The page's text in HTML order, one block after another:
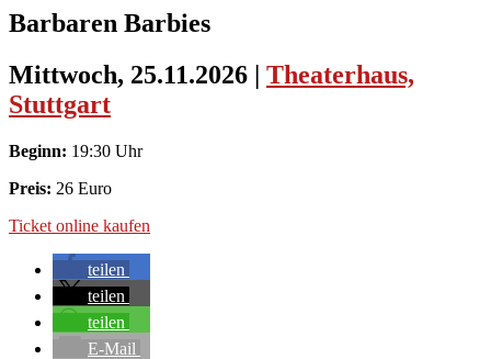
Barbaren Barbies
Mittwoch, 25.11.2026 | Theaterhaus,
Stuttgart
Beginn: 19:30 Uhr
Preis: 26 Euro
Ticket online kaufen
teilen
teilen
teilen
E-Mail